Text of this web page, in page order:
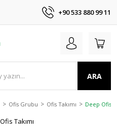
+90 533 880 99 11
ARA
Ofis Grubu Ofis Takımı Deep Ofis